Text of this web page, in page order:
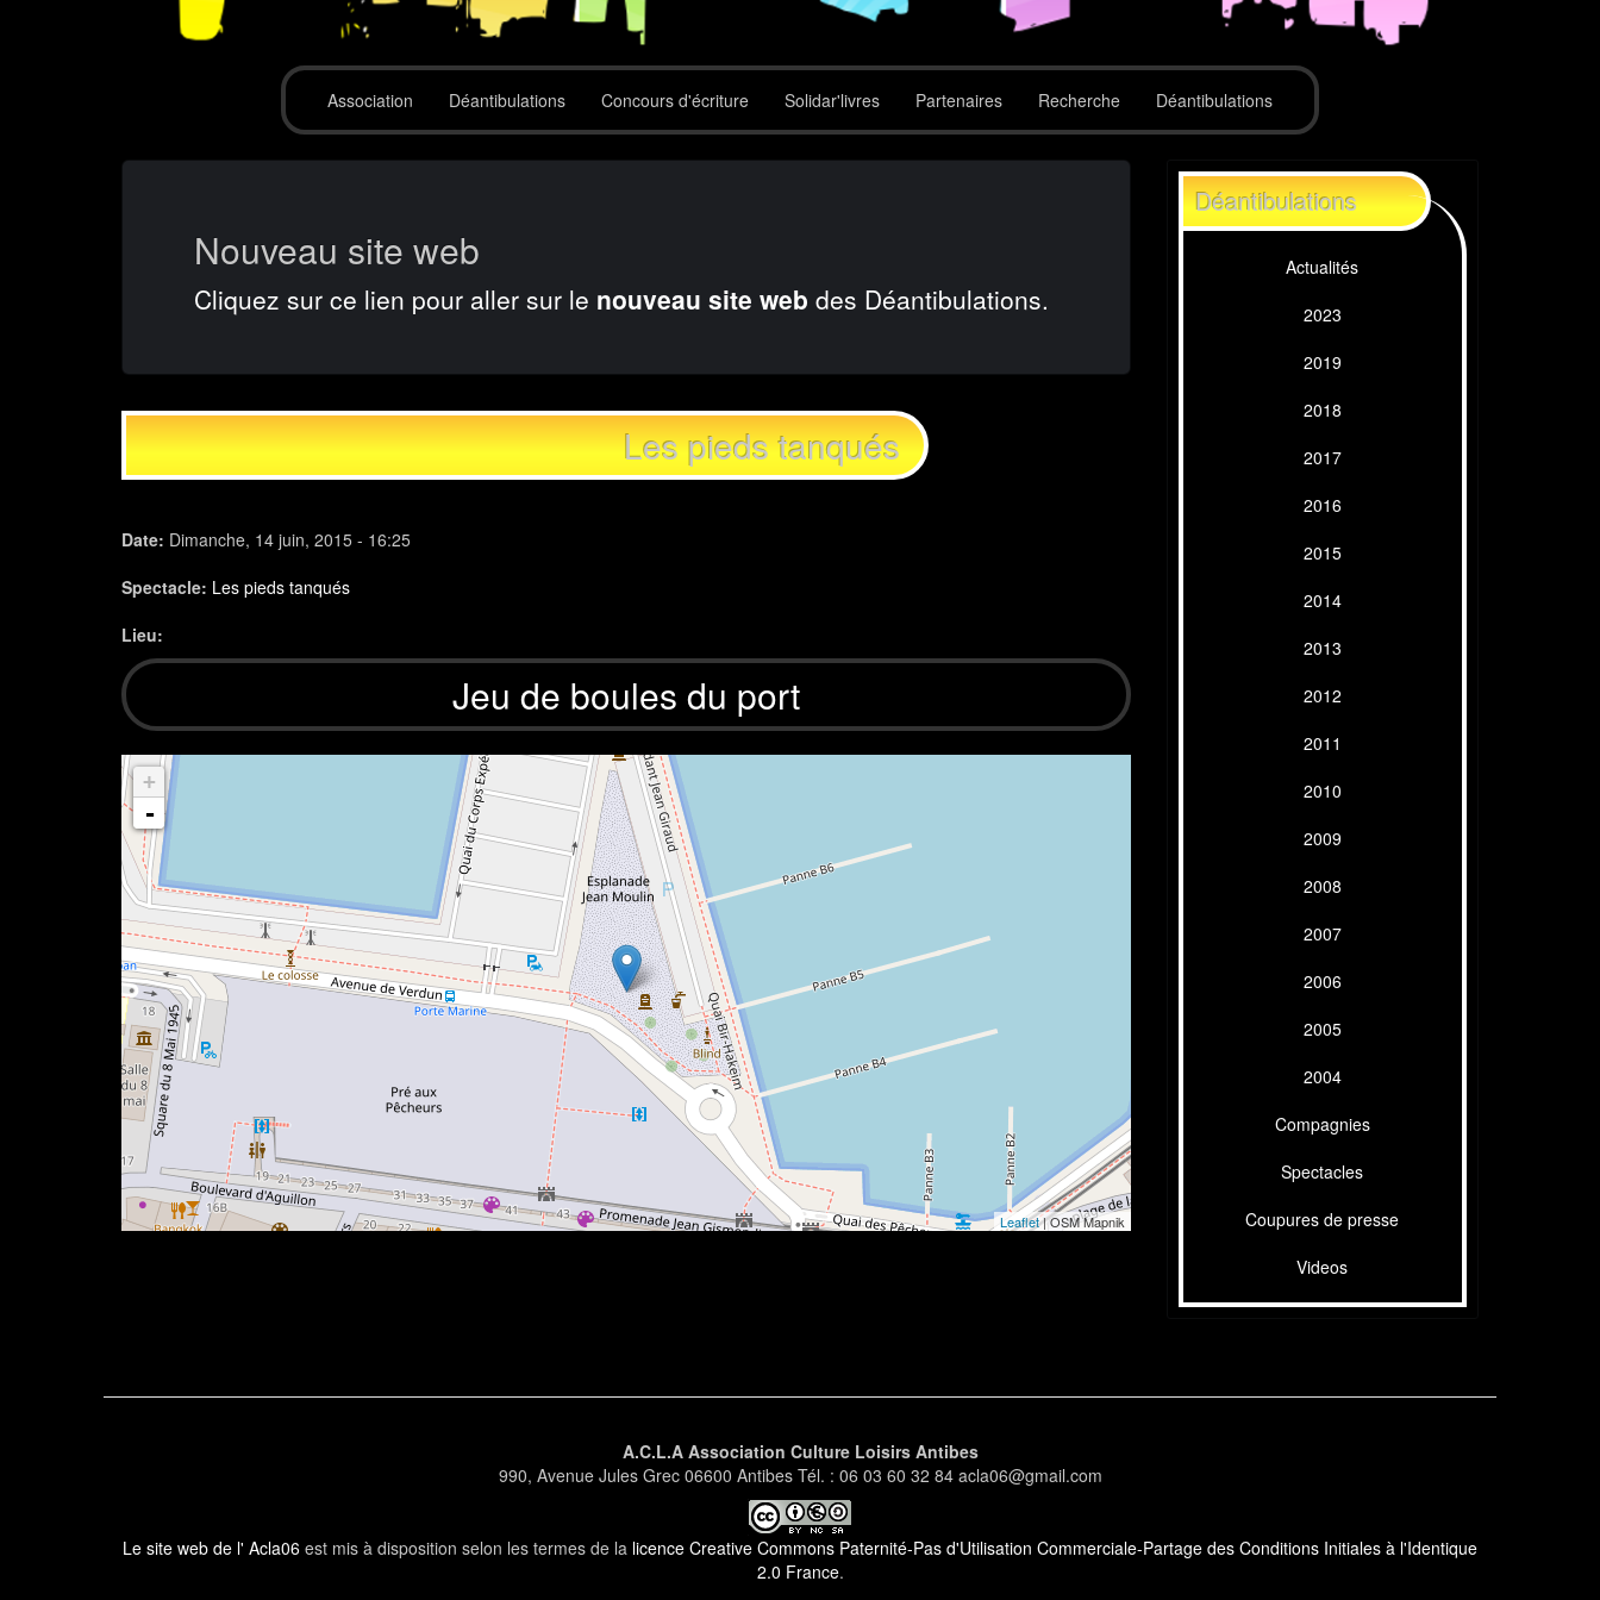
Association Déantibulations Concours d'écriture Solidar'livres Partenaires Recherche Déantibulations
Nouveau site web
Cliquez sur ce lien pour aller sur le nouveau site web des Déantibulations.
Les pieds tanqués
Date: Dimanche, 14 juin, 2015 - 16:25
Spectacle: Les pieds tanqués
Lieu:
Jeu de boules du port
+
-
Leaflet| OSM Mapnik
Déantibulations
Actualités
2023
2019
2018
2017
2016
2015
2014
2013
2012
2011
2010
2009
2008
2007
2006
2005
2004
Compagnies
Spectacles
Coupures de presse
Videos
A.C.L.A Association Culture Loisirs Antibes
990, Avenue Jules Grec 06600 Antibes Tél. : 06 03 60 32 84 acla06@gmail.com
Le site web de l' Acla06 est mis à disposition selon les termes de la licence Creative Commons Paternité-Pas d'Utilisation Commerciale-Partage des Conditions Initiales à l'Identique
2.0 France.